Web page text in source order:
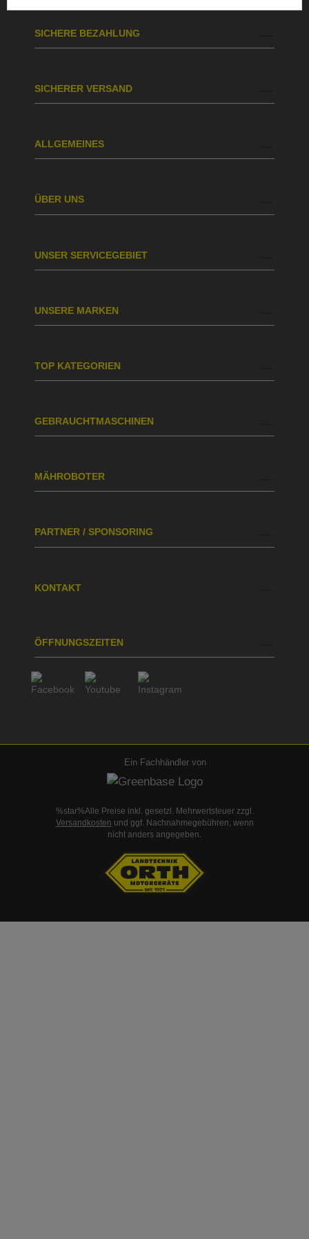
SICHERE BEZAHLUNG
SICHERER VERSAND
ALLGEMEINES
ÜBER UNS
UNSER SERVICEGEBIET
UNSERE MARKEN
TOP KATEGORIEN
GEBRAUCHTMASCHINEN
MÄHROBOTER
PARTNER / SPONSORING
KONTAKT
ÖFFNUNGSZEITEN
Ein Fachhändler von
%star%Alle Preise inkl. gesetzl. Mehrwertsteuer zzgl.
Versandkosten und ggf. Nachnahmegebühren, wenn
nicht anders angegeben.